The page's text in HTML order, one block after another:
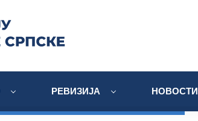
РЕВИЗИЈА НОВОСТИ